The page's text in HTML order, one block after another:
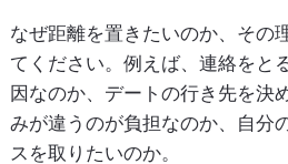
なぜ距離を置きたいのか、その
てください。例えば、連絡をと
因なのか、デートの行き先を決
みが違うのが負担なのか、自分
スを取りたいのか。